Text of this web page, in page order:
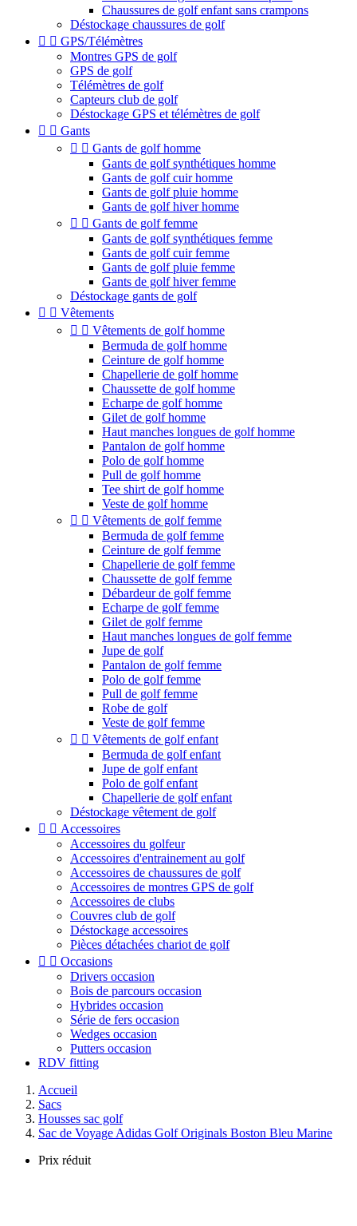
Chaussures de golf enfant sans crampons
Déstockage chaussures de golf
  GPS/Télémètres
Montres GPS de golf
GPS de golf
Télémètres de golf
Capteurs club de golf
Déstockage GPS et télémètres de golf
  Gants
  Gants de golf homme
Gants de golf synthétiques homme
Gants de golf cuir homme
Gants de golf pluie homme
Gants de golf hiver homme
  Gants de golf femme
Gants de golf synthétiques femme
Gants de golf cuir femme
Gants de golf pluie femme
Gants de golf hiver femme
Déstockage gants de golf
  Vêtements
  Vêtements de golf homme
Bermuda de golf homme
Ceinture de golf homme
Chapellerie de golf homme
Chaussette de golf homme
Echarpe de golf homme
Gilet de golf homme
Haut manches longues de golf homme
Pantalon de golf homme
Polo de golf homme
Pull de golf homme
Tee shirt de golf homme
Veste de golf homme
  Vêtements de golf femme
Bermuda de golf femme
Ceinture de golf femme
Chapellerie de golf femme
Chaussette de golf femme
Débardeur de golf femme
Echarpe de golf femme
Gilet de golf femme
Haut manches longues de golf femme
Jupe de golf
Pantalon de golf femme
Polo de golf femme
Pull de golf femme
Robe de golf
Veste de golf femme
  Vêtements de golf enfant
Bermuda de golf enfant
Jupe de golf enfant
Polo de golf enfant
Chapellerie de golf enfant
Déstockage vêtement de golf
  Accessoires
Accessoires du golfeur
Accessoires d'entrainement au golf
Accessoires de chaussures de golf
Accessoires de montres GPS de golf
Accessoires de clubs
Couvres club de golf
Déstockage accessoires
Pièces détachées chariot de golf
  Occasions
Drivers occasion
Bois de parcours occasion
Hybrides occasion
Série de fers occasion
Wedges occasion
Putters occasion
RDV fitting
Accueil
Sacs
Housses sac golf
Sac de Voyage Adidas Golf Originals Boston Bleu Marine
Prix réduit